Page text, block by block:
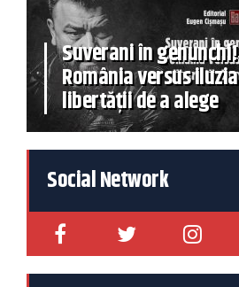
Suverani în genunchi!
România versus iluzia
libertății de a alege
Social Network